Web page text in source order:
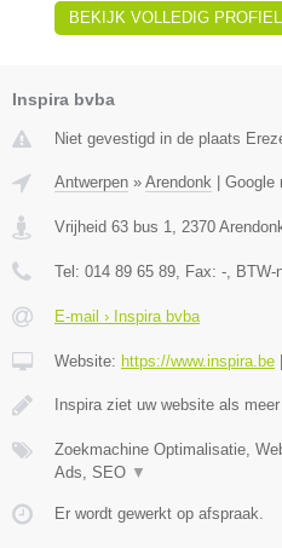
BEKIJK VOLLEDIG PROFIEL
Inspira bvba
Niet gevestigd in de plaats
Antwerpen » Arendonk Google
Vrijheid 63 bus 1, 2370
Tel: 014 89 65 89, Fax: -, BTW-
E-mail › Inspira bvba
Website: https://www.inspira.be
Inspira ziet uw website als
Zoekmachine Optimalisatie,
Ads, SEO ▼
Er wordt gewerkt op afspraak.